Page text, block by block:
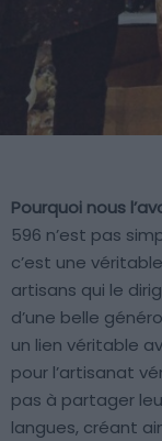
Pourquoi nous
596 n’est pas
c’est une véritable
artisans qui le
d’une belle
un lien véritable
pour l’artisanat
pas à partager
langues, créant